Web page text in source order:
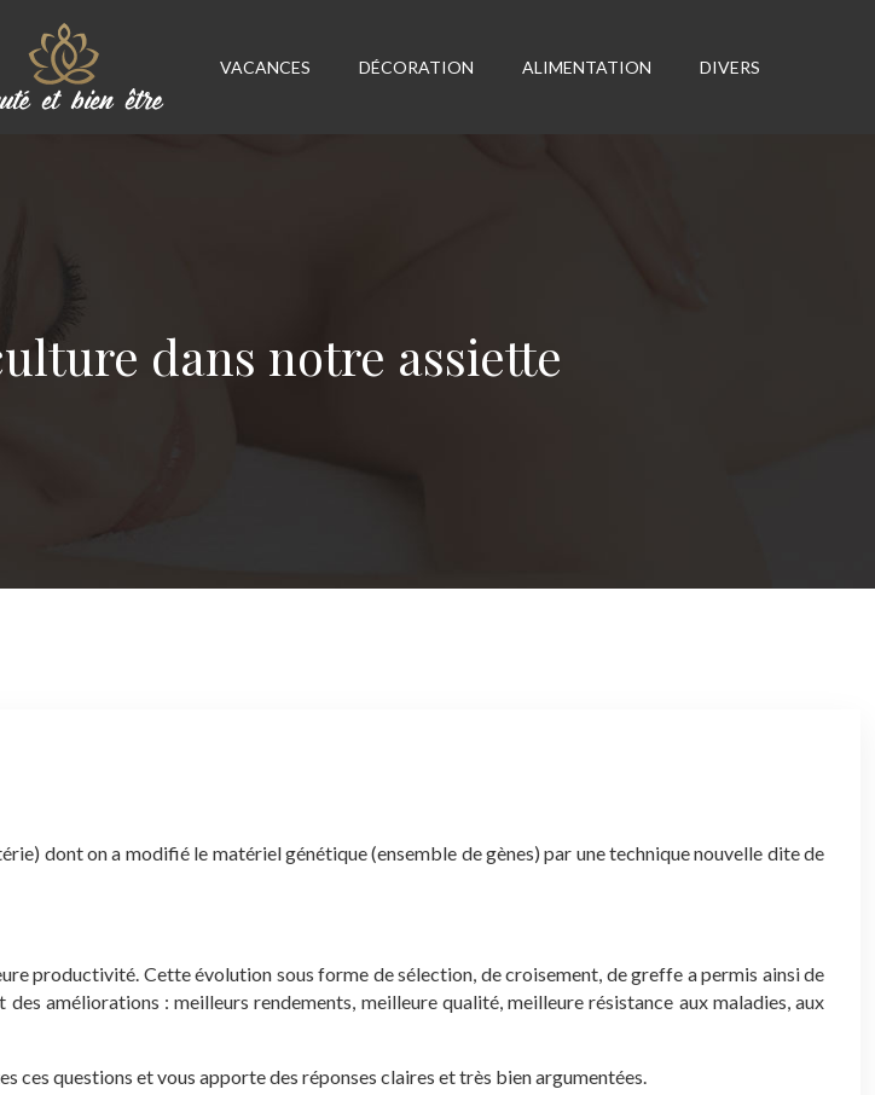
VACANCES DÉCORATION ALIMENTATION DIVERS
dans notre assiette
dont on a modifié le matériel génétique (ensemble de gènes) par une technique nouvelle dite de
productivité. Cette évolution sous forme de sélection, de croisement, de greffe a permis ainsi de
améliorations : meilleurs rendements, meilleure qualité, meilleure résistance aux maladies, aux
ces questions et vous apporte des réponses claires et très bien argumentées.